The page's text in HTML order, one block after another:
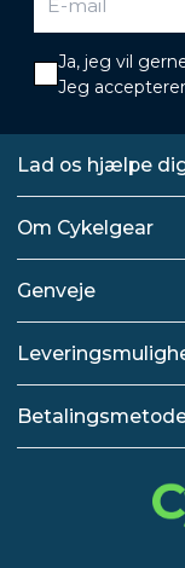
Ja, jeg vil
Jeg accepterer
Lad os hjælpe
Om Cykelgear
Genveje